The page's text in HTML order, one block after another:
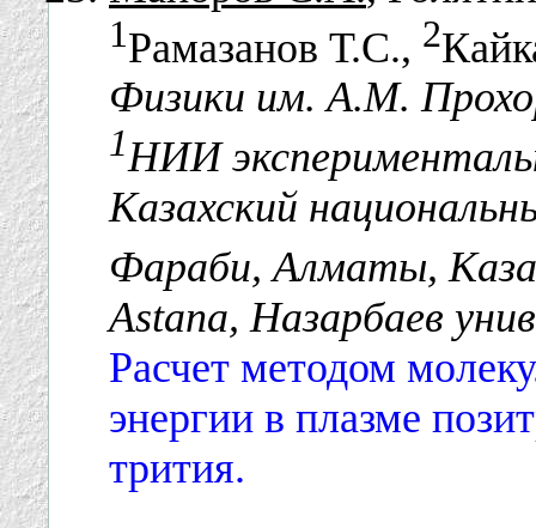
1Рамазанов Т.С., 2
Физики им. А.М.
1НИИ
Казахский
Фараби, Алматы,
Astana, Назарбаев
Расчет методом
энергии в плазме
трития.